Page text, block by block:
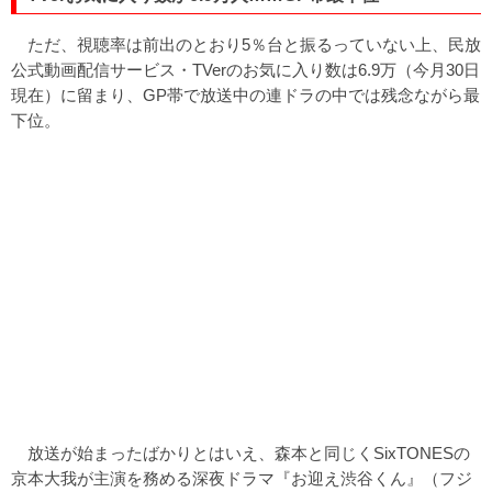
ただ、視聴率は前出のとおり5％台と振るっていない上、民放
公式動画配信サービス・TVerのお気に入り数は6.9万（今月30日
現在）に留まり、GP帯で放送中の連ドラの中では残念ながら最
下位。
放送が始まったばかりとはいえ、森本と同じくSixTONESの
京本大我が主演を務める深夜ドラマ『お迎え渋谷くん』（フジ